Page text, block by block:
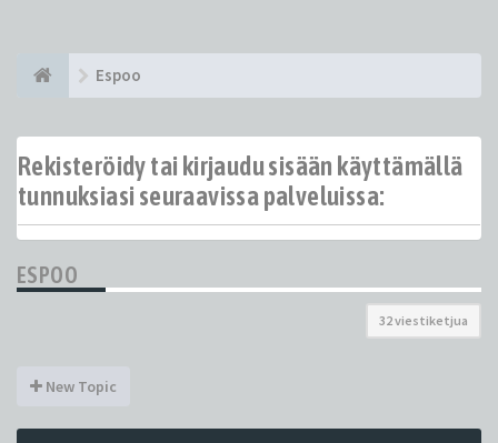
Espoo
Rekisteröidy tai kirjaudu sisään käyttämällä
tunnuksiasi seuraavissa palveluissa:
ESPOO
32 viestiketjua
New Topic